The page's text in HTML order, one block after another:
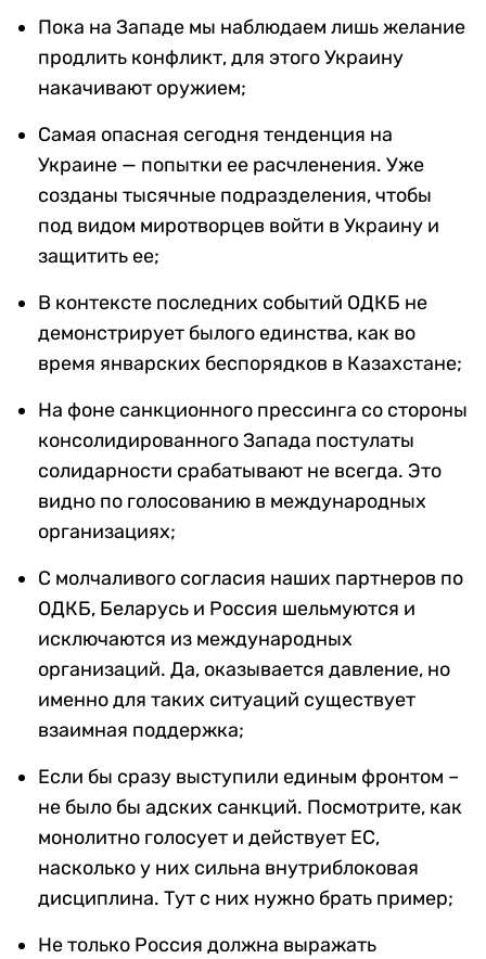
Пока на Западе мы наблюдаем лишь желание
продлить конфликт, для этого Украину
накачивают оружием;
Самая опасная сегодня тенденция на
Украине — попытки ее расчленения. Уже
созданы тысячные подразделения, чтобы
под видом миротворцев войти в Украину и
защитить ее;
В контексте последних событий ОДКБ не
демонстрирует былого единства, как во
время январских беспорядков в Казахстане;
На фоне санкционного прессинга со стороны
консолидированного Запада постулаты
солидарности срабатывают не всегда. Это
видно по голосованию в международных
организациях;
С молчаливого согласия наших партнеров по
ОДКБ, Беларусь и Россия шельмуются и
исключаются из международных
организаций. Да, оказывается давление, но
именно для таких ситуаций существует
взаимная поддержка;
Если бы сразу выступили единым фронтом –
не было бы адских санкций. Посмотрите, как
монолитно голосует и действует ЕС,
насколько у них сильна внутриблоковая
дисциплина. Тут с них нужно брать пример;
Не только Россия должна выражать